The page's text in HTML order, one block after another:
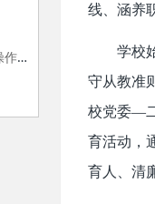
线、涵养
学校
守从教准
校党委—
育活动，
育人、清
培养具有发展性创新性职业“操作手”